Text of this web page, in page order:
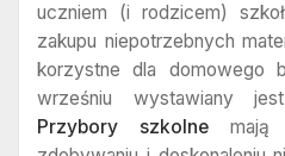
uczniem (i rodzicem)
zakupu niepotrzebnych
korzystne dla domowego
wrześniu wystawiany
Przybory szkolne mają